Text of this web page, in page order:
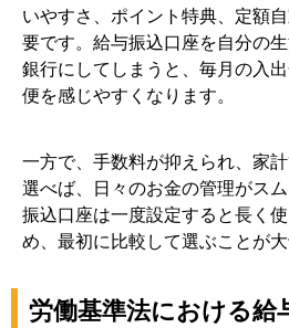
いやすさ、ポイント特典、定額
要です。給与振込口座を自分の
銀行にしてしまうと、毎月の入
便を感じやすくなります。
一方で、手数料が抑えられ、家
選べば、日々のお金の管理がス
振込口座は一度設定すると長く
め、最初に比較して選ぶことが大
労働基準法における給